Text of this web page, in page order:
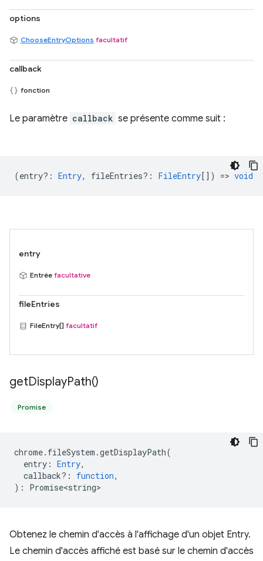
options
ChooseEntryOptions facultatif
callback
fonction
Le paramètre callback se présente comme suit :
(entry? : Entry, fileEntries? : FileEntry[]) => void
entry
Entrée facultative
fileEntries
FileEntry[] facultatif
getDisplayPath()
Promise
chrome. fileSystem .getDisplayPath(
entry : Entry,
callback? : function,
) : Promise<string>
Obtenez le chemin d'accès à l'affichage d'un objet Entry.
Le chemin d'accès affiché est basé sur le chemin d'accès